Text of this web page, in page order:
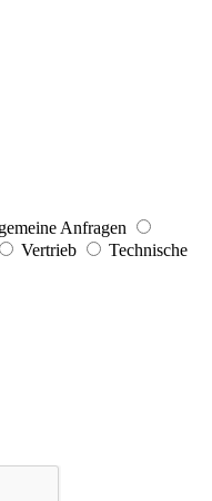
Anfragen
Vertrieb
Technische